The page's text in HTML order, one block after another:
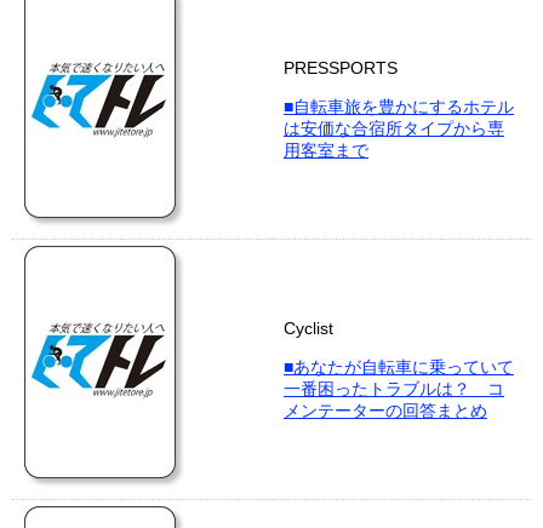
PRESSPORTS
■自転車旅を豊かにするホテル
は安価な合宿所タイプから専
用客室まで
Cyclist
■あなたが自転車に乗っていて
一番困ったトラブルは？ コ
メンテーターの回答まとめ